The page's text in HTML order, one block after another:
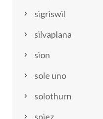
sigriswil
silvaplana
sion
sole uno
solothurn
spiez